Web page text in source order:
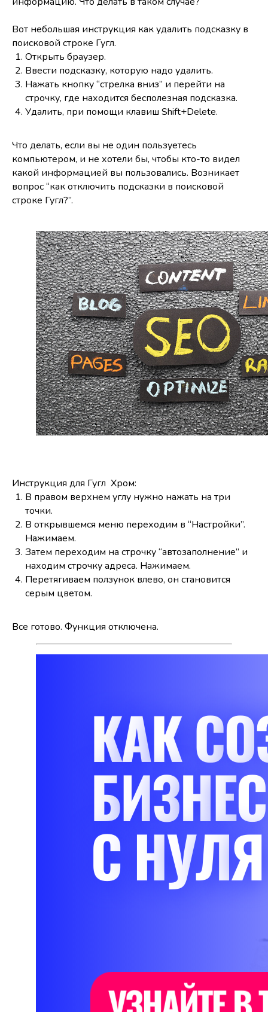
Вот небольшая инструкция как удалить подсказку в
поисковой строке Гугл.
Открыть браузер.
Ввести подсказку, которую надо удалить.
Нажать кнопку “стрелка вниз” и перейти на
строчку, где находится бесполезная подсказка.
Удалить, при помощи клавиш Shift+Delete.
Что делать, если вы не один пользуетесь
компьютером, и не хотели бы, чтобы кто-то видел
какой информацией вы пользовались. Возникает
вопрос “как отключить подсказки в поисковой
строке Гугл?”.
Инструкция для Гугл Хром:
В правом верхнем углу нужно нажать на три
точки.
В открывшемся меню переходим в “Настройки”.
Нажимаем.
Затем переходим на строчку “автозаполнение” и
находим строчку адреса. Нажимаем.
Перетягиваем ползунок влево, он становится
серым цветом.
Все готово. Функция отключена.